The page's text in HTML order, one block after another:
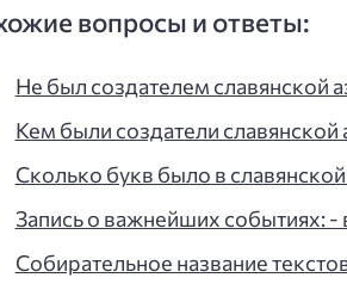
вопросы и ответы:
Не был создателем славянской
Кем были создатели славянской
Сколько букв было в
Запись о важнейших событиях: -
Собирательное название